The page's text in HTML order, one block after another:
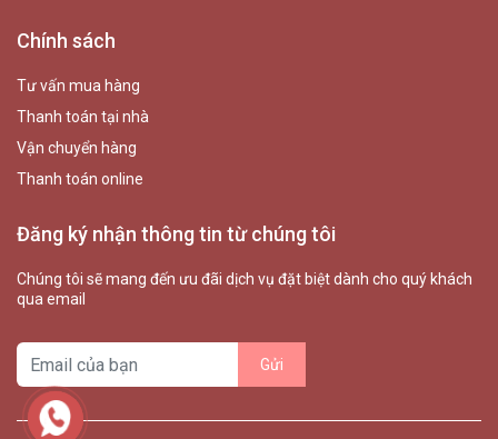
Chính sách
Tư vấn mua hàng
Thanh toán tại nhà
Vận chuyển hàng
Thanh toán online
Đăng ký nhận thông tin từ chúng tôi
Chúng tôi sẽ mang đến ưu đãi dịch vụ đặt biệt dành cho quý khách
qua email